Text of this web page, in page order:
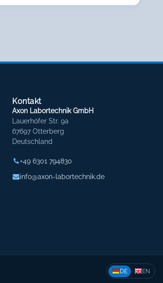
Kontakt
Axon Labortechnik GmbH
Lauerhöfer Str. 9a
67697 Otterberg
Deutschland
+49 6301 794830
info@axon-labortechnik.de
DE EN